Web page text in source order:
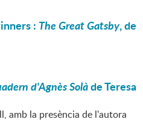
: The Great Gatsby, de
d'Agnès Solàde Teresa
amb la presència de l'autora